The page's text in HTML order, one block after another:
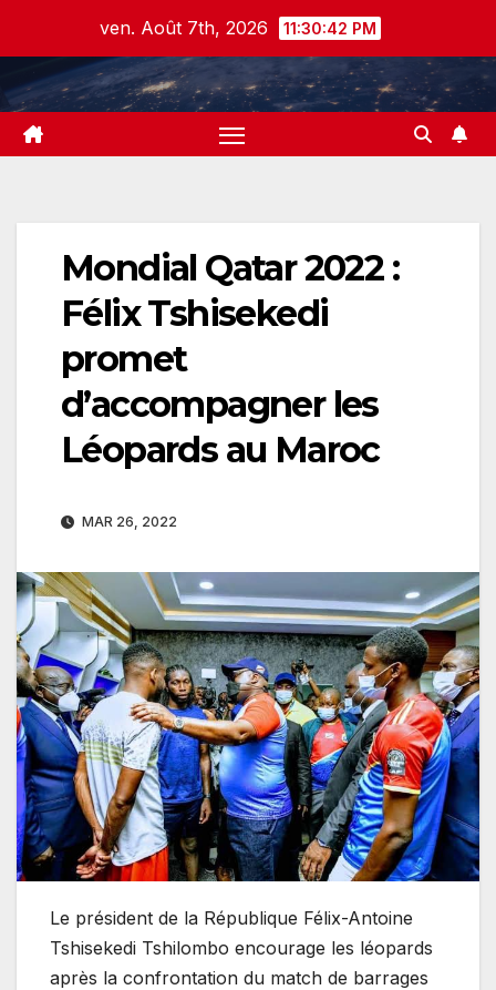
content
ven. Août 7th, 2026 11:30:42 PM
Mondial Qatar 2022 :
Félix Tshisekedi
promet
d’accompagner les
Léopards au Maroc
MAR 26, 2022
Le président de la République Félix-Antoine
Tshisekedi Tshilombo encourage les léopards
après la confrontation du match de barrages